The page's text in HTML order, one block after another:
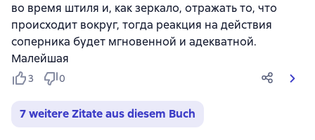
во время штиля и, как зеркало, отражать то, что
происходит вокруг, тогда реакция на действия
соперника будет мгновенной и адекватной.
Малейшая
3 0
7 weitere Zitate aus diesem Buch